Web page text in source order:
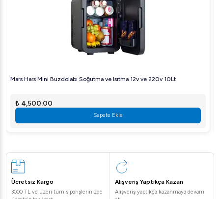
Mars Hars Mini Buzdolabı Soğutma ve Isıtma 12v ve 220v 10Lt
₺ 4,500.00
Sepete Ekle
Ücretsiz Kargo
3000 TL ve üzeri tüm siparişlerinizde
Alışveriş Yaptıkça Kazan
Alışveriş yaptıkça kazanmaya devam